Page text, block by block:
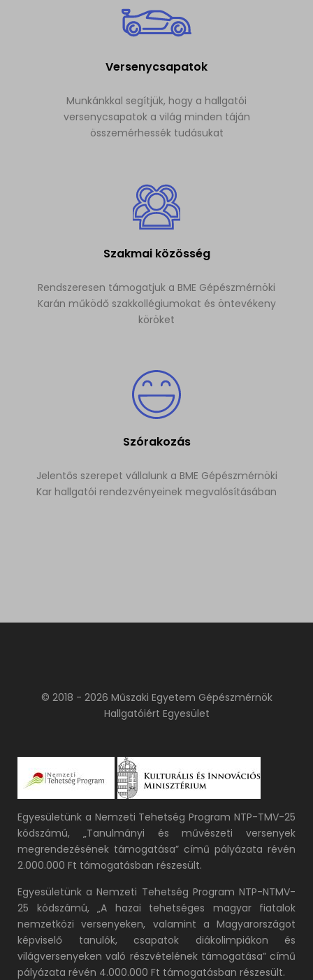
Versenycsapatok
Munkánkkal segítjük, hogy a hallgatói
versenycsapatok a világ minden táján
összemérhessék tudásukat
Szakmai közösség
Rendszeresen támogatjuk a BME Gépészmérnöki
Karán működő szakkollégiumokat és öntevékeny
köröket
Szórakozás
Jelentős szerepet vállalunk a BME Gépészmérnöki
Kar hallgatói rendezvényeinek megvalósításában
© 2018 - 2026 Műszaki Egyetem Gépészmérnök
Hallgatóiért Egyesület
Egyesületünk a Nemzeti Tehetség Program NTP-TMV-25
kódszámú, „Tanulmányi és művészeti versenyek
megrendezésének támogatása” című pályázata révén
2.000.000 Ft támogatásban részesült.
Egyesületünk a Nemzeti Tehetség Program NTP-NTMV-
25 kódszámú, „A hazai tehetséges magyar fiatalok
nemzetközi versenyeken, valamint a Magyarországot
képviselő tanulók, csapatok diákolimpiákon és
világversenyeken való részvételének támogatása” című
pályázata révén 4.000.000 Ft támogatásban részesült.